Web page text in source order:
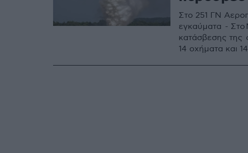
Στο 251 ΓΝ
εγκαύματα - Στο
κατάσβεσης της
14 οχήματα και